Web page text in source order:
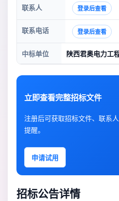
联系人 登录后查看
联系电话 登录后查看
中标单位 陕西君奥电力工
立即查看完整招标文件
注册后可获取招标文件、联系
提醒。
申请试用
招标公告详情